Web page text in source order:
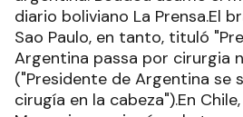
diario boliviano La Prensa.El
Sao Paulo, en tanto, tituló
Argentina passa por cirurgia
("Presidente de Argentina se
cirugía en la cabeza").En